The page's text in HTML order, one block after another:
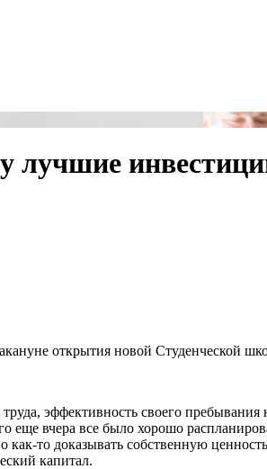
открытия новой Студенческой
эффективность своего пребывания
еще вчера все было хорошо
как-то доказывать собственную
капитал.